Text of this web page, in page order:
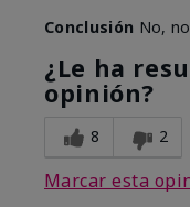
Conclusión No,
¿Le ha
opinión?
8 2
Marcar esta